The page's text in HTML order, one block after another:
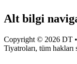
Alt bilgi
Copyright © 2026 DT
Tiyatroları, tüm hakları